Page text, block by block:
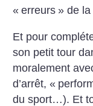
« erreurs » de
Et pour
son petit tour
moralement
d’arrêt, «
du sport…). Et